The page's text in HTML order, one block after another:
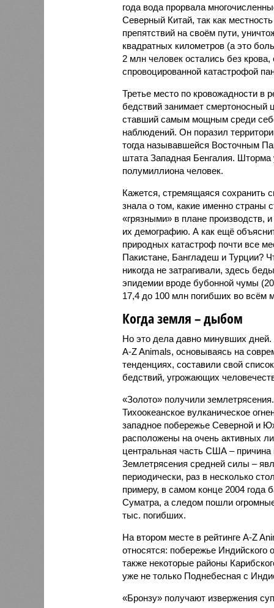
года вода прорвала
Северный Китай, так как
препятствий на своём пути,
квадратных километров (а это
2 млн человек остались без
спровоцированной катастрофой
Третье место по кровожадности в
бедствий занимает смертоносный
ставший самым мощным среди
наблюдений. Он поразил
тогда называвшейся Восточным
штата Западная Бенгалия. Шторма
полумиллиона человек.
Кажется, стремящаяся сохранить
знала о том, какие именно страны
«грязными» в плане производств,
их демографию. А как ещё
природных катастроф почти все
Пакистане, Бангладеш и Турции?
никогда не затрагивали, здесь
эпидемии вроде бубонной чумы
17,4 до 100 млн погибших во всём
Когда земля – дыбом
Но это дела давно минувших
A-Z Animals, основываясь на
тенденциях, составили свой
бедствий, угрожающих
«Золото» получили
Тихоокеанское вулканическое
западное побережье Северной и
расположены на очень активных
центральная часть США –
Землетрясения средней силы –
периодически, раз в несколько
примеру, в самом конце 2004 года
Суматра, а следом пошли
тыс. погибших.
На втором месте в рейтинге A-Z
относятся: побережье
также некоторые районы
уже не только Поднебесная с
«Бронзу» получают извержения